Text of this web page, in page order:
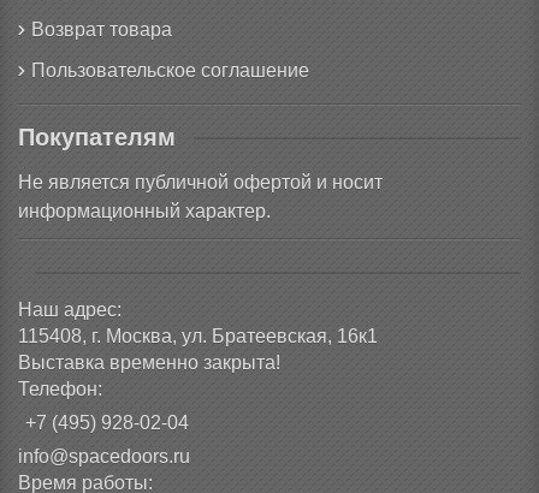
Возврат товара
Пользовательское соглашение
Покупателям
Не является публичной офертой и носит
информационный характер.
Наш адрес:
115408, г. Москва, ул. Братеевская, 16к1
Выставка временно закрыта!
Телефон:
+7 (495) 928-02-04
info@spacedoors.ru
Время работы: